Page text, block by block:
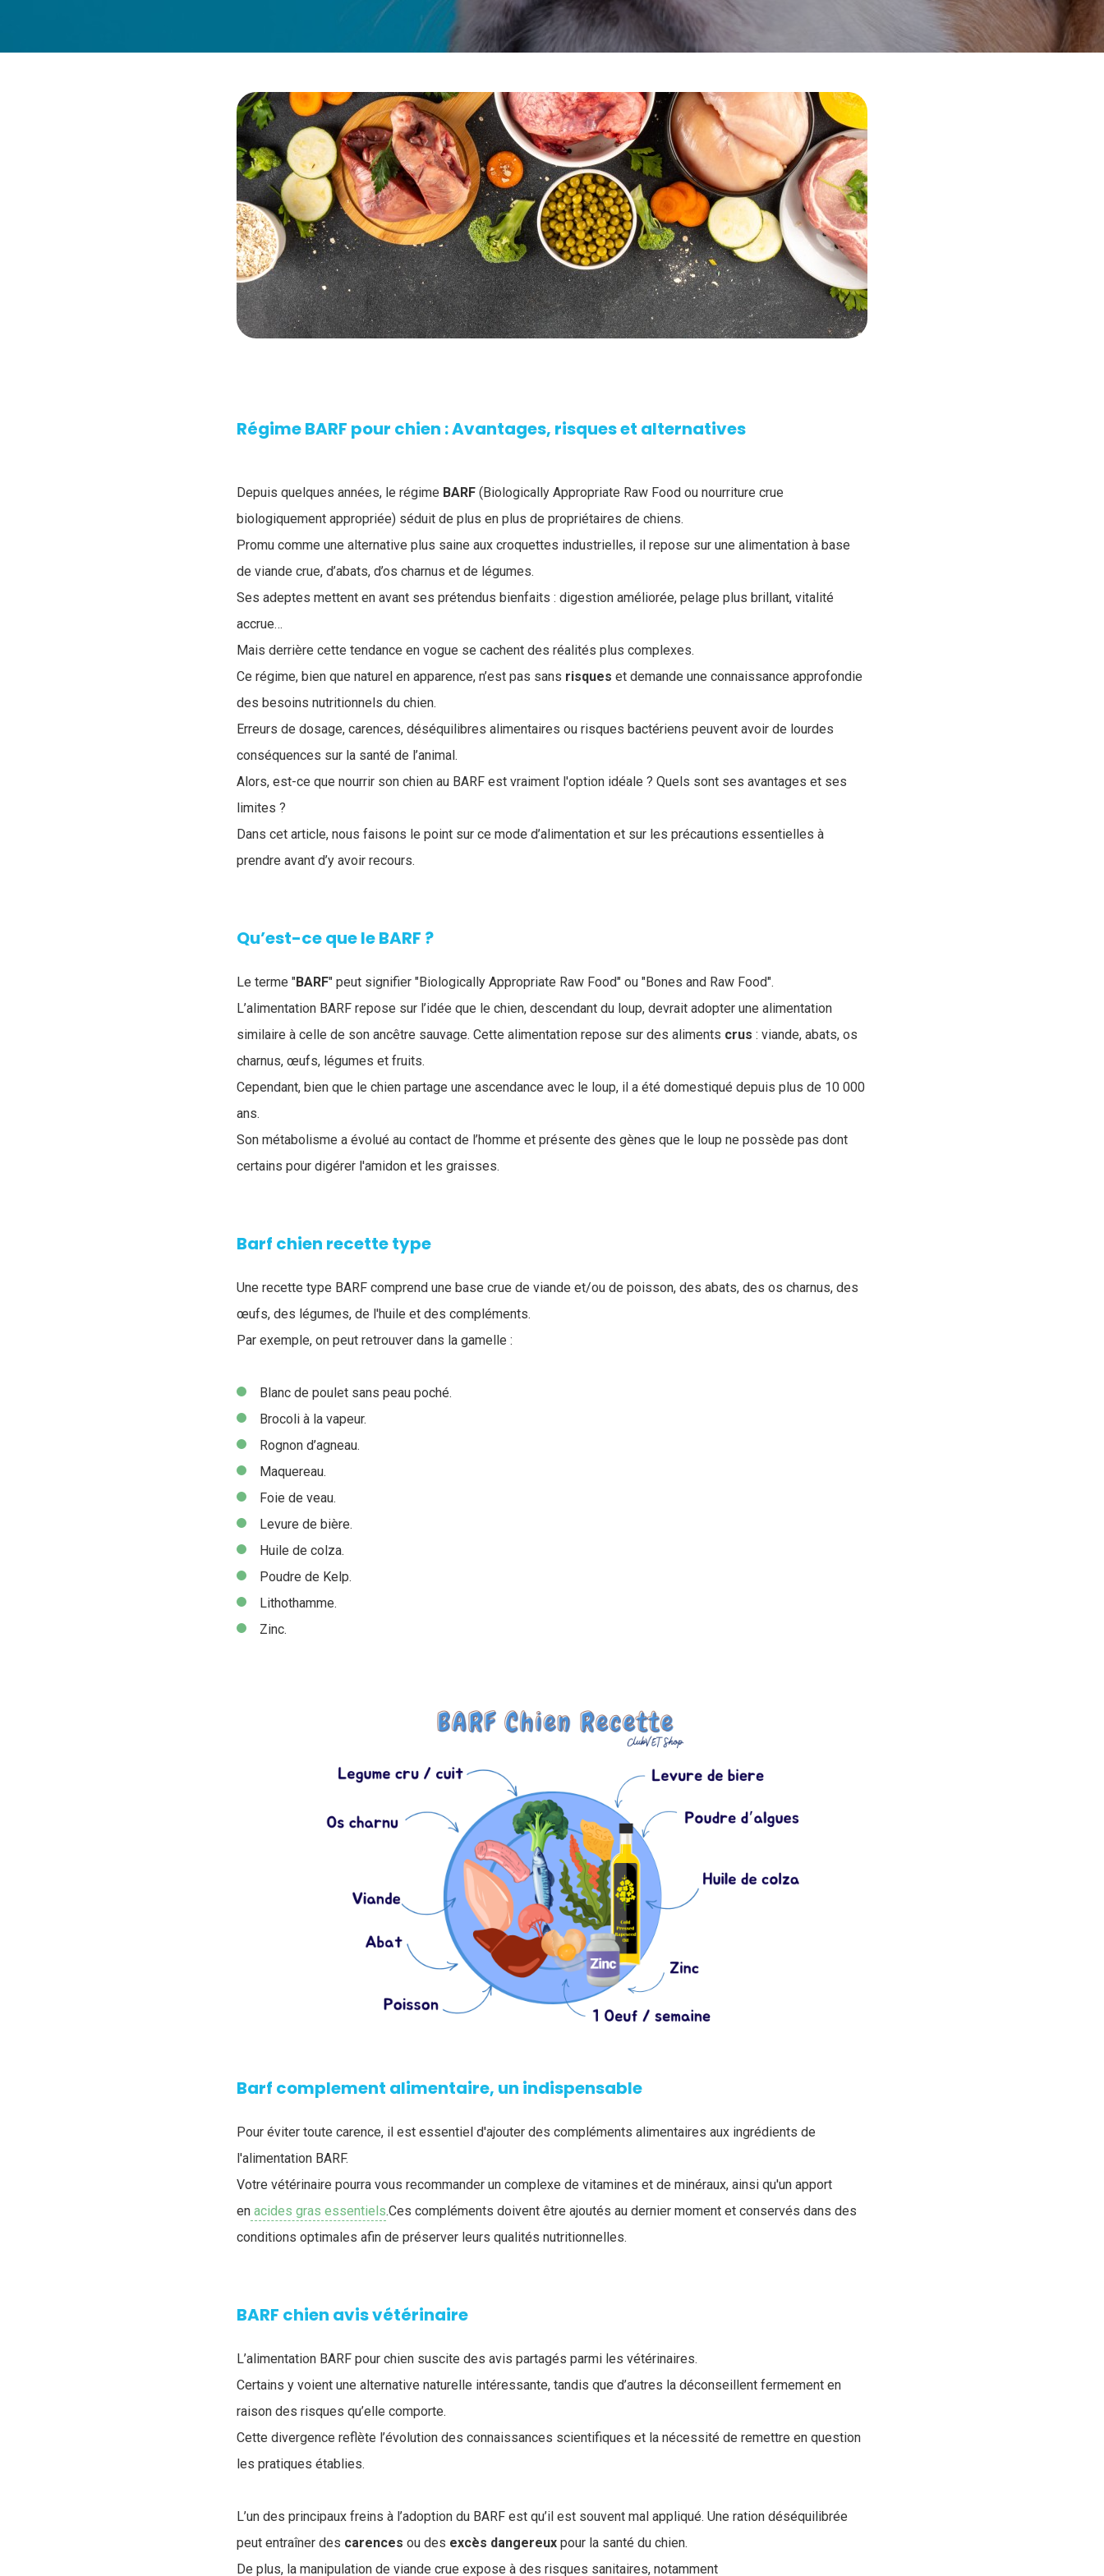
Régime BARF pour chien : Avantages, risques et alternatives
Depuis quelques années, le régime BARF (Biologically Appropriate Raw Food ou nourriture crue
biologiquement appropriée) séduit de plus en plus de propriétaires de chiens.
Promu comme une alternative plus saine aux croquettes industrielles, il repose sur une alimentation à base
de viande crue, d’abats, d’os charnus et de légumes.
Ses adeptes mettent en avant ses prétendus bienfaits : digestion améliorée, pelage plus brillant, vitalité
accrue…
Mais derrière cette tendance en vogue se cachent des réalités plus complexes.
Ce régime, bien que naturel en apparence, n’est pas sans risques et demande une connaissance approfondie
des besoins nutritionnels du chien.
Erreurs de dosage, carences, déséquilibres alimentaires ou risques bactériens peuvent avoir de lourdes
conséquences sur la santé de l’animal.
Alors, est-ce que nourrir son chien au BARF est vraiment l'option idéale ? Quels sont ses avantages et ses
limites ?
Dans cet article, nous faisons le point sur ce mode d’alimentation et sur les précautions essentielles à
prendre avant d’y avoir recours.
Qu’est-ce que le BARF ?
Le terme "BARF" peut signifier "Biologically Appropriate Raw Food" ou "Bones and Raw Food".
L’alimentation BARF repose sur l’idée que le chien, descendant du loup, devrait adopter une alimentation
similaire à celle de son ancêtre sauvage. Cette alimentation repose sur des aliments crus : viande, abats, os
charnus, œufs, légumes et fruits.
Cependant, bien que le chien partage une ascendance avec le loup, il a été domestiqué depuis plus de 10 000
ans.
Son métabolisme a évolué au contact de l’homme et présente des gènes que le loup ne possède pas dont
certains pour digérer l'amidon et les graisses.
Barf chien recette type
Une recette type BARF comprend une base crue de viande et/ou de poisson, des abats, des os charnus, des
œufs, des légumes, de l'huile et des compléments.
Par exemple, on peut retrouver dans la gamelle :
Blanc de poulet sans peau poché.
Brocoli à la vapeur.
Rognon d’agneau.
Maquereau.
Foie de veau.
Levure de bière.
Huile de colza.
Poudre de Kelp.
Lithothamme.
Zinc.
Barf complement alimentaire, un indispensable
Pour éviter toute carence, il est essentiel d'ajouter des compléments alimentaires aux ingrédients de
l'alimentation BARF.
Votre vétérinaire pourra vous recommander un complexe de vitamines et de minéraux, ainsi qu'un apport
en acides gras essentiels.Ces compléments doivent être ajoutés au dernier moment et conservés dans des
conditions optimales afin de préserver leurs qualités nutritionnelles.
BARF chien avis vétérinaire
L’alimentation BARF pour chien suscite des avis partagés parmi les vétérinaires.
Certains y voient une alternative naturelle intéressante, tandis que d’autres la déconseillent fermement en
raison des risques qu’elle comporte.
Cette divergence reflète l’évolution des connaissances scientifiques et la nécessité de remettre en question
les pratiques établies.
L’un des principaux freins à l’adoption du BARF est qu’il est souvent mal appliqué. Une ration déséquilibrée
peut entraîner des carences ou des excès dangereux pour la santé du chien.
De plus, la manipulation de viande crue expose à des risques sanitaires, notamment